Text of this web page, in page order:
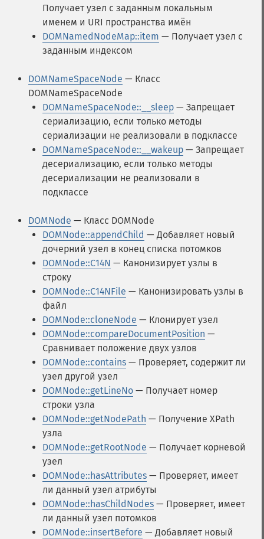
Получает узел с заданным локальным
именем и URI пространства имён
DOMNamedNodeMap::item — Получает узел с
заданным индексом
DOMNameSpaceNode — Класс
DOMNameSpaceNode
DOMNameSpaceNode::__sleep — Запрещает
сериализацию, если только методы
сериализации не реализовали в подклассе
DOMNameSpaceNode::__wakeup — Запрещает
десериализацию, если только методы
десериализации не реализовали в
подклассе
DOMNode — Класс DOMNode
DOMNode::appendChild — Добавляет новый
дочерний узел в конец списка потомков
DOMNode::C14N — Канонизирует узлы в
строку
DOMNode::C14NFile — Канонизировать узлы в
файл
DOMNode::cloneNode — Клонирует узел
DOMNode::compareDocumentPosition —
Сравнивает положение двух узлов
DOMNode::contains — Проверяет, содержит ли
узел другой узел
DOMNode::getLineNo — Получает номер
строки узла
DOMNode::getNodePath — Получение XPath
узла
DOMNode::getRootNode — Получает корневой
узел
DOMNode::hasAttributes — Проверяет, имеет
ли данный узел атрибуты
DOMNode::hasChildNodes — Проверяет, имеет
ли данный узел потомков
DOMNode::insertBefore — Добавляет новый